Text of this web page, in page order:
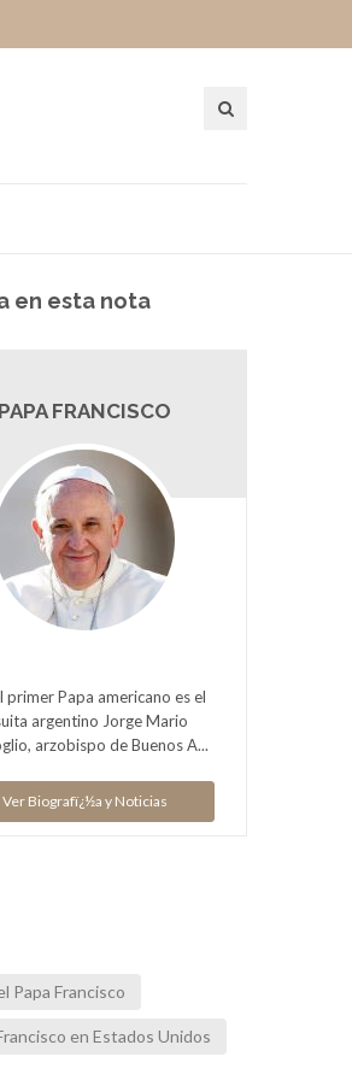
en esta nota
PAPA FRANCISCO
primer Papa americano es el
argentino Jorge Mario
arzobispo de Buenos A...
Ver Biografï¿½a y Noticias
Papa Francisco
en Estados Unidos